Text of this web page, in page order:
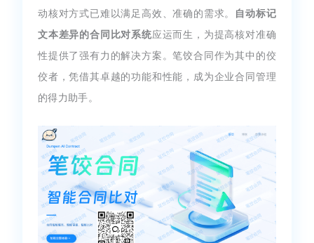
动核对方式已难以满足高效、准确的需求。
自动标记
文本差异的合同比对系统应运而生，为提高核对准确
性提供了强有力的解决方案。笔饺合同作为其中的佼
佼者，凭借其卓越的功能和性能，成为企业合同管理
的得力助手。